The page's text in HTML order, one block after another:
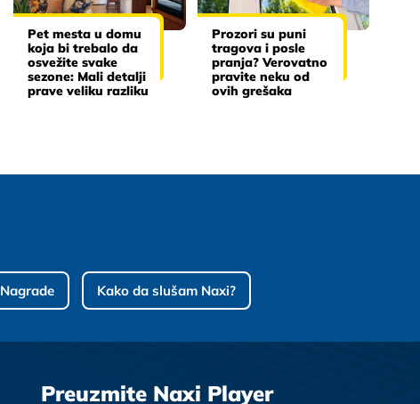
Pet mesta u domu
koja bi trebalo da
osvežite svake
sezone: Mali detalji
prave veliku razliku
Prozori su puni
tragova i posle
pranja? Verovatno
pravite neku od
ovih grešaka
Nagrade Kako da slušam Naxi?
Preuzmite Naxi Player